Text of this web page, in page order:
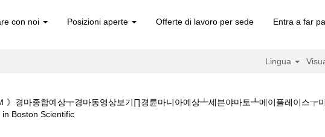
con noi Posizioni aperte Offerte di lavoro per sede Entra a far
Lingua
》경마종합예상┯경마동영상보기∏경륜마니아예상┷세븐야마토┻메이플레이스┮
Boston Scientific(pagina